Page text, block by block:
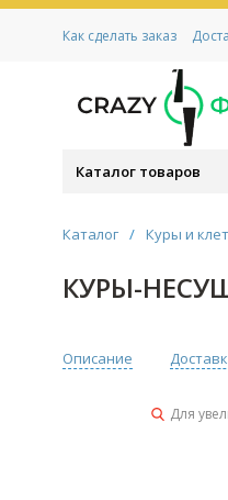
Как сделать заказ
Каталог товаров
Каталог / Куры и
КУРЫ-
Описание
Для